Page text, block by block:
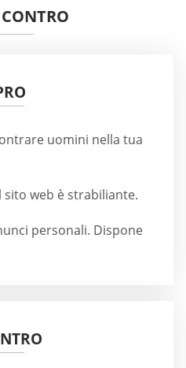
uomini nella tua
web è strabiliante.
personali. Dispone